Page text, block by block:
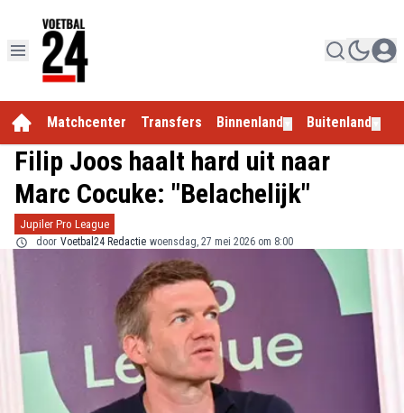
Matchcenter Transfers Binnenland Buitenland
Filip Joos haalt hard uit naar
Marc Cocuke: "Belachelijk"
Jupiler Pro League
door Voetbal24 Redactie woensdag, 27 mei 2026 om 8:00